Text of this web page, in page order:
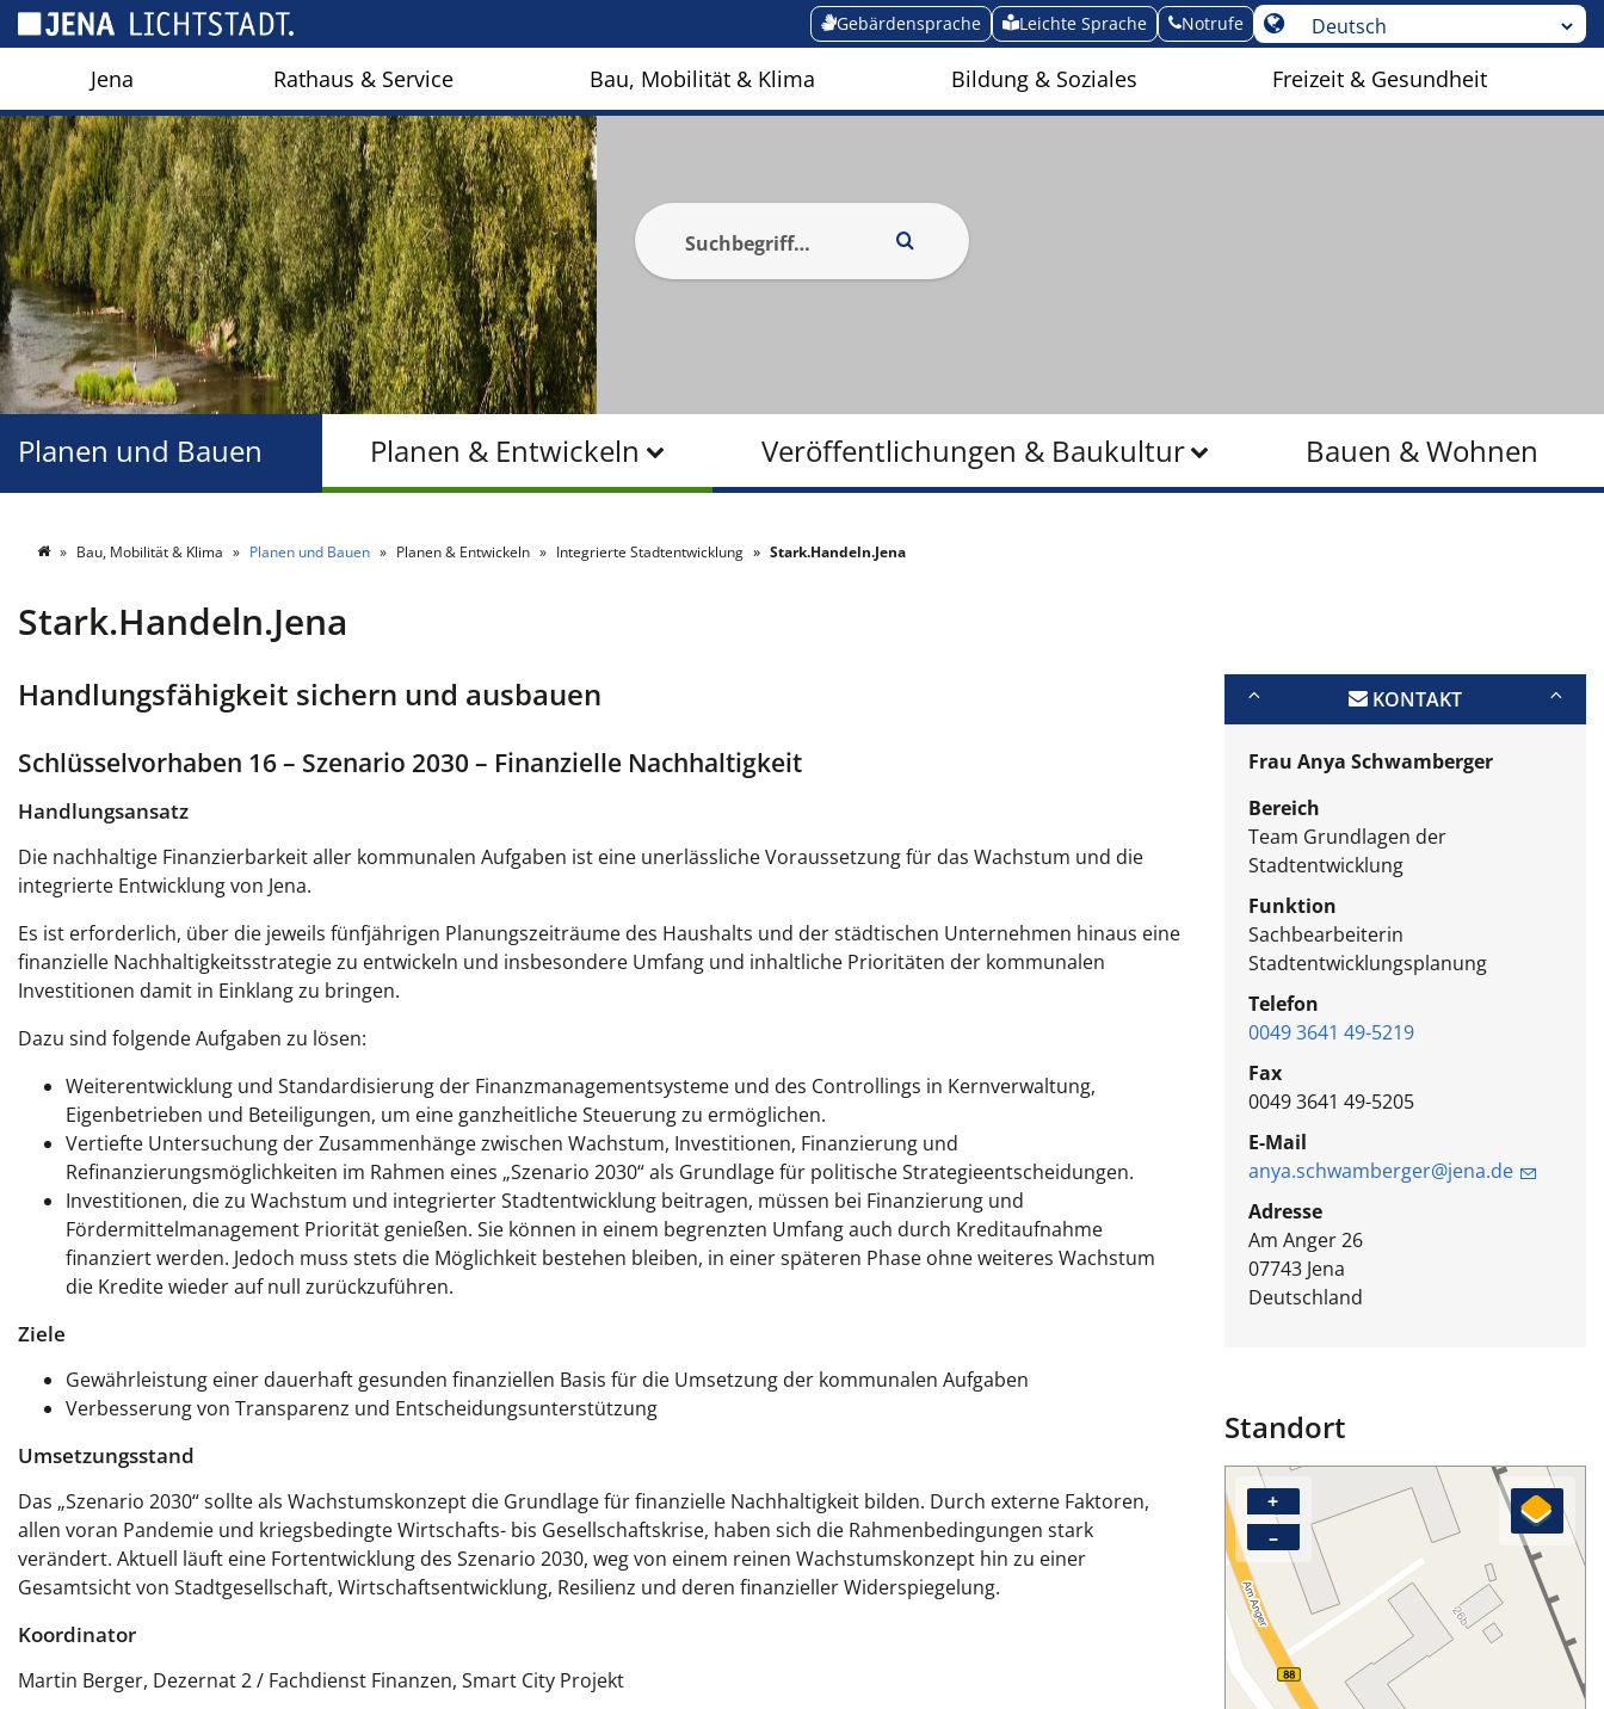
Gebärdensprache Leichte Sprache Notrufe
Jena Rathaus & Service Bau, Mobilität & Klima Bildung & Soziales Freizeit & Gesundheit
Planen & Entwickeln Veröffentlichungen & Baukultur Bauen & Wohnen
Planen und Bauen
Bau, Mobilität & Klima Planen und Bauen Planen & Entwickeln Integrierte Stadtentwicklung Stark.Handeln.Jena
Stark.Handeln.Jena
Handlungsfähigkeit sichern und ausbauen
Schlüsselvorhaben 16 – Szenario 2030 – Finanzielle Nachhaltigkeit
Handlungsansatz
Die nachhaltige Finanzierbarkeit aller kommunalen Aufgaben ist eine unerlässliche Voraussetzung für das Wachstum und die
integrierte Entwicklung von Jena.
Es ist erforderlich, über die jeweils fünfjährigen Planungszeiträume des Haushalts und der städtischen Unternehmen hinaus eine
finanzielle Nachhaltigkeitsstrategie zu entwickeln und insbesondere Umfang und inhaltliche Prioritäten der kommunalen
Investitionen damit in Einklang zu bringen.
Dazu sind folgende Aufgaben zu lösen:
Weiterentwicklung und Standardisierung der Finanzmanagementsysteme und des Controllings in Kernverwaltung,
Eigenbetrieben und Beteiligungen, um eine ganzheitliche Steuerung zu ermöglichen.
Vertiefte Untersuchung der Zusammenhänge zwischen Wachstum, Investitionen, Finanzierung und
Refinanzierungsmöglichkeiten im Rahmen eines „Szenario 2030“ als Grundlage für politische Strategieentscheidungen.
Investitionen, die zu Wachstum und integrierter Stadtentwicklung beitragen, müssen bei Finanzierung und
Fördermittelmanagement Priorität genießen. Sie können in einem begrenzten Umfang auch durch Kreditaufnahme
finanziert werden. Jedoch muss stets die Möglichkeit bestehen bleiben, in einer späteren Phase ohne weiteres Wachstum
die Kredite wieder auf null zurückzuführen.
Ziele
Gewährleistung einer dauerhaft gesunden finanziellen Basis für die Umsetzung der kommunalen Aufgaben
Verbesserung von Transparenz und Entscheidungsunterstützung
Umsetzungsstand
Das „Szenario 2030“ sollte als Wachstumskonzept die Grundlage für finanzielle Nachhaltigkeit bilden. Durch externe Faktoren,
allen voran Pandemie und kriegsbedingte Wirtschafts- bis Gesellschaftskrise, haben sich die Rahmenbedingungen stark
verändert. Aktuell läuft eine Fortentwicklung des Szenario 2030, weg von einem reinen Wachstumskonzept hin zu einer
Gesamtsicht von Stadtgesellschaft, Wirtschaftsentwicklung, Resilienz und deren finanzieller Widerspiegelung.
Koordinator
Martin Berger, Dezernat 2 / Fachdienst Finanzen, Smart City Projekt
KONTAKT
Frau Anya Schwamberger
Bereich
Team Grundlagen der
Stadtentwicklung
Funktion
Sachbearbeiterin
Stadtentwicklungsplanung
Telefon
0049 3641 49-5219
Fax
0049 3641 49-5205
E-Mail
anya.schwamberger@jena.de
Adresse
Am Anger 26
07743 Jena
Deutschland
Standort
+
–
Cookie-Einstellungen